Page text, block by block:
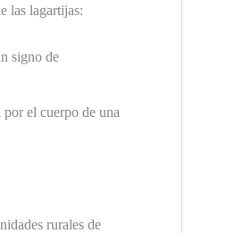
las lagartijas:
signo de
por el cuerpo de una
rurales de